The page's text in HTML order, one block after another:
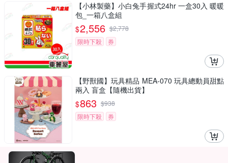
【小林製藥】小白兔手握式24hr 一盒30入 暖暖
包_一箱八盒組
$2,556 $2,778
限時下殺
券
【野獸國】玩具精品 MEA-070 玩具總動員甜點
兩入 盲盒【隨機出貨】
$863 $938
限時下殺
券